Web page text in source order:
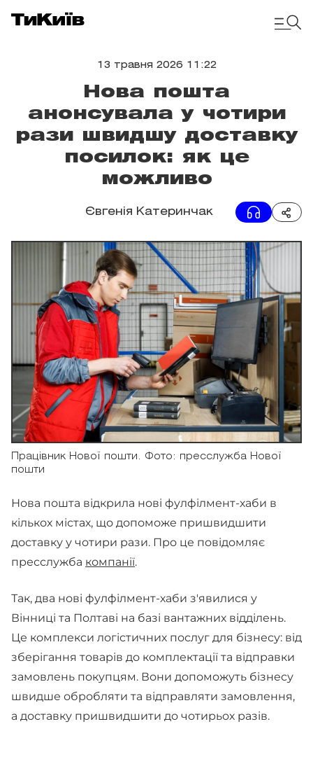
13 травня 2026 11:22
Нова пошта
анонсувала у чотири
рази швидшу доставку
посилок: як це
можливо
Євгенія Катеринчак
Працівник Нової пошти. Фото: пресслужба Нової
пошти
Нова пошта відкрила нові фулфілмент-хаби в
кількох містах, що допоможе пришвидшити
доставку у чотири рази. Про це повідомляє
пресслужба компанії.
Так, два нові фулфілмент-хаби з'явилися у
Вінниці та Полтаві на базі вантажних відділень.
Це комплекси логістичних послуг для бізнесу: від
зберігання товарів до комплектації та відправки
замовлень покупцям. Вони допоможуть бізнесу
швидше обробляти та відправляти замовлення,
а доставку пришвидшити до чотирьох разів.